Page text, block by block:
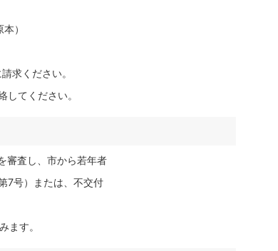
）
求ください。
てください。
審査し、市から若年者
7号）または、不交付
ます。